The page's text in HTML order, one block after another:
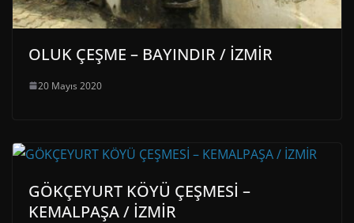
OLUK ÇEŞME – BAYINDIR / İZMİR
20 Mayıs 2020
GÖKÇEYURT KÖYÜ ÇEŞMESİ –
KEMALPAŞA / İZMİR